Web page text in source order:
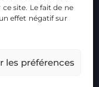
site. Le fait de ne
effet négatif sur
les préférences